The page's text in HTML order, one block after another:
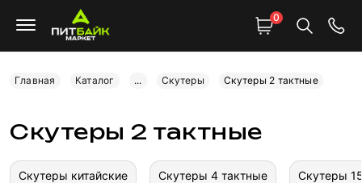
0
Главная Каталог ... Скутеры Скутеры 2 тактные
Скутеры 2 тактные
Скутеры китайские Скутеры 4 тактные Скутеры